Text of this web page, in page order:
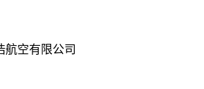
航空有限公司